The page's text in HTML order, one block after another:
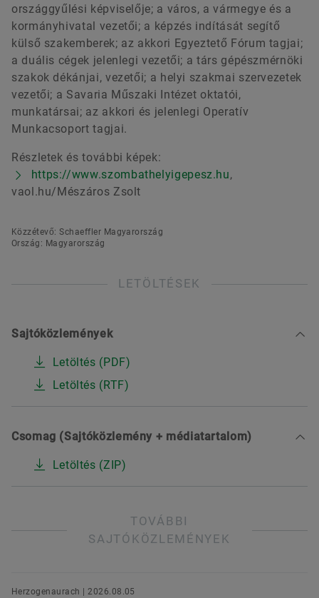
országgyűlési képviselője; a város, a vármegye és a
kormányhivatal vezetői; a képzés indítását segítő
külső szakemberek; az akkori Egyeztető Fórum tagjai;
a duális cégek jelenlegi vezetői; a társ gépészmérnöki
szakok dékánjai, vezetői; a helyi szakmai szervezetek
vezetői; a Savaria Műszaki Intézet oktatói,
munkatársai; az akkori és jelenlegi Operatív
Munkacsoport tagjai.
Részletek és további képek:
https://www.szombathelyigepesz.hu,
vaol.hu/Mészáros Zsolt
Közzétevő: Schaeffler Magyarország
Ország: Magyarország
LETÖLTÉSEK
Sajtóközlemények
Letöltés (PDF)
Letöltés (RTF)
Csomag (Sajtóközlemény + médiatartalom)
Letöltés (ZIP)
TOVÁBBI
SAJTÓKÖZLEMÉNYEK
Herzogenaurach | 2026.08.05